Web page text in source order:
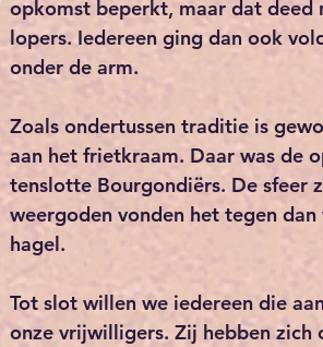
opkomst beperkt, maar dat deed
lopers. Iedereen ging dan ook
onder de arm.
Zoals ondertussen traditie is
aan het frietkraam. Daar was de
tenslotte Bourgondiërs. De sfeer
weergoden vonden het tegen
hagel.
Tot slot willen we iedereen die
onze vrijwilligers. Zij hebben zich